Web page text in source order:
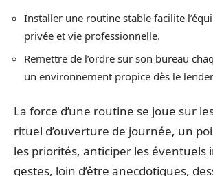
Installer une routine stable facilite
privée et vie professionnelle.
Remettre de l’ordre sur son bureau
un environnement propice dès le
La force d’une routine se joue sur
rituel d’ouverture de journée, un
les priorités, anticiper les éventuels
gestes, loin d’être anecdotiques,